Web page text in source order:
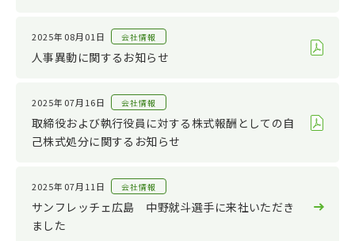
2025年08月01日 会社情報
人事異動に関するお知らせ
2025年07月16日 会社情報
取締役および執行役員に対する株式報酬としての自
己株式処分に関するお知らせ
2025年07月11日 会社情報
サンフレッチェ広島 中野就斗選手に来社いただき
ました